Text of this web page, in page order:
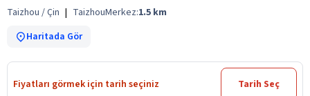
Taizhou / Çin | TaizhouMerkez:1.5 km
Haritada Gör
Fiyatları görmek için tarih seçiniz Tarih Seç